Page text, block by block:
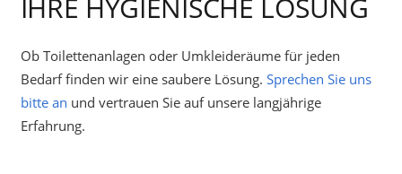
Ob Toilettenanlagen oder Umkleideräume für jeden
Bedarf finden wir eine saubere Lösung. Sprechen Sie uns
bitte an und vertrauen Sie auf unsere langjährige
Erfahrung.